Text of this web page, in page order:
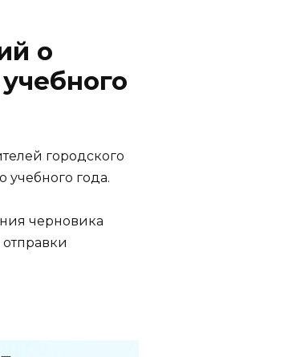
о
городского
учебного года.
черновика